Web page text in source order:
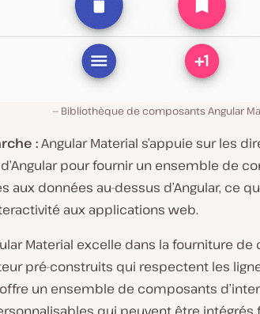
Bibliothèque de composants Angular
:Angular Material s’appuie sur les
pour fournir un ensemble de
aux données au-dessus d’Angular, ce
aux applications web.
Material excelle dans la fourniture
pré-construits qui respectent les
offre un ensemble de composants